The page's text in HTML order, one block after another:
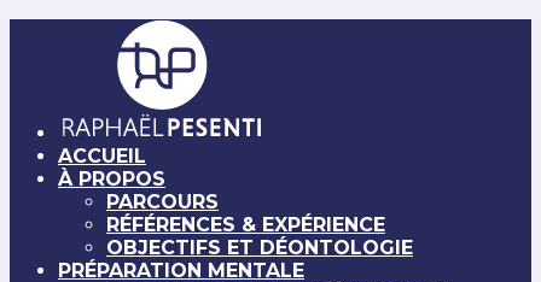
ACCUEIL
À PROPOS
PARCOURS
RÉFÉRENCES & EXPÉRIENCE
OBJECTIFS ET DÉONTOLOGIE
PRÉPARATION MENTALE